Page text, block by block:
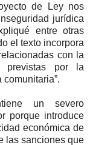
de Ley nos
jurídica
entre otras
el texto incorpora
con la
previstas por la
un severo
porque introduce
económica de
las sanciones que